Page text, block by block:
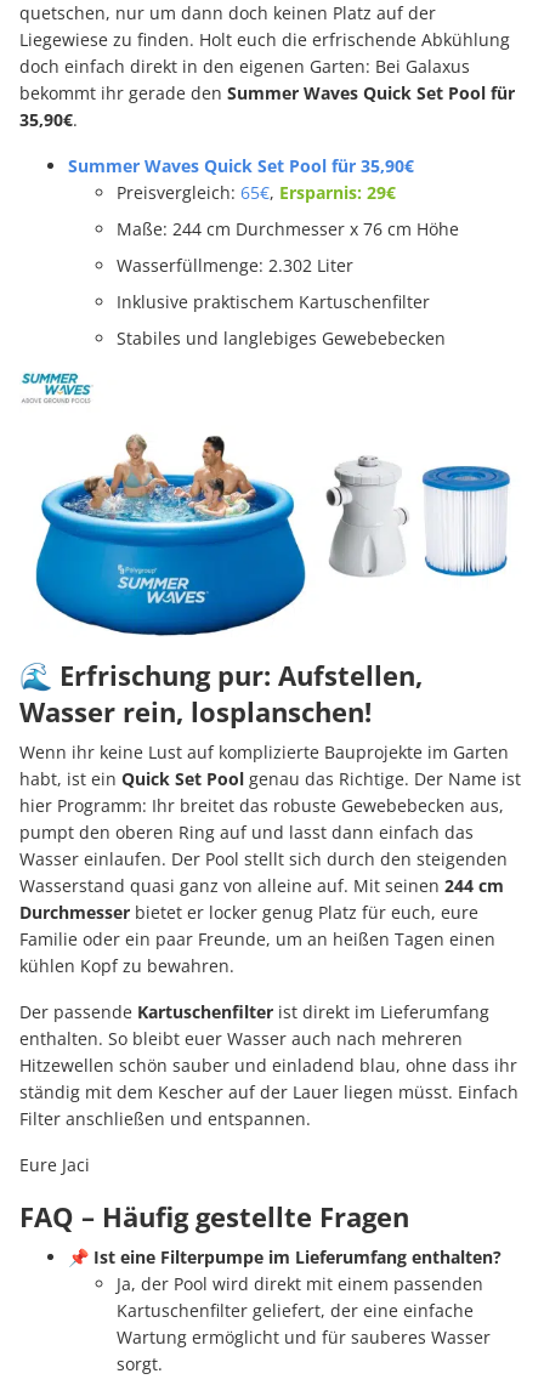
quetschen, nur um dann doch keinen Platz auf der
Liegewiese zu finden. Holt euch die erfrischende Abkühlung
doch einfach direkt in den eigenen Garten: Bei Galaxus
bekommt ihr gerade den Summer Waves Quick Set Pool für
35,90€.
Summer Waves Quick Set Pool für 35,90€
Preisvergleich: 65€, Ersparnis: 29€
Maße: 244 cm Durchmesser x 76 cm Höhe
Wasserfüllmenge: 2.302 Liter
Inklusive praktischem Kartuschenfilter
Stabiles und langlebiges Gewebebecken
🌊 Erfrischung pur: Aufstellen,
Wasser rein, losplanschen!
Wenn ihr keine Lust auf komplizierte Bauprojekte im Garten
habt, ist ein Quick Set Pool genau das Richtige. Der Name ist
hier Programm: Ihr breitet das robuste Gewebebecken aus,
pumpt den oberen Ring auf und lasst dann einfach das
Wasser einlaufen. Der Pool stellt sich durch den steigenden
Wasserstand quasi ganz von alleine auf. Mit seinen 244 cm
Durchmesser bietet er locker genug Platz für euch, eure
Familie oder ein paar Freunde, um an heißen Tagen einen
kühlen Kopf zu bewahren.
Der passende Kartuschenfilter ist direkt im Lieferumfang
enthalten. So bleibt euer Wasser auch nach mehreren
Hitzewellen schön sauber und einladend blau, ohne dass ihr
ständig mit dem Kescher auf der Lauer liegen müsst. Einfach
Filter anschließen und entspannen.
Eure Jaci
FAQ – Häufig gestellte Fragen
📌 Ist eine Filterpumpe im Lieferumfang enthalten?
Ja, der Pool wird direkt mit einem passenden
Kartuschenfilter geliefert, der eine einfache
Wartung ermöglicht und für sauberes Wasser
sorgt.